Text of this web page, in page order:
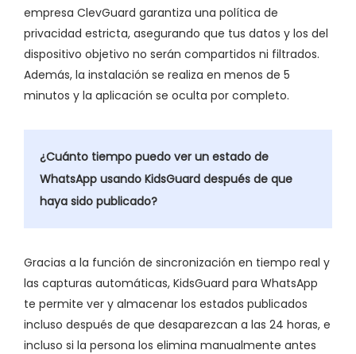
empresa ClevGuard garantiza una política de
privacidad estricta, asegurando que tus datos y los del
dispositivo objetivo no serán compartidos ni filtrados.
Además, la instalación se realiza en menos de 5
minutos y la aplicación se oculta por completo.
¿Cuánto tiempo puedo ver un estado de
WhatsApp usando KidsGuard después de que
haya sido publicado?
Gracias a la función de sincronización en tiempo real y
las capturas automáticas, KidsGuard para WhatsApp
te permite ver y almacenar los estados publicados
incluso después de que desaparezcan a las 24 horas, e
incluso si la persona los elimina manualmente antes